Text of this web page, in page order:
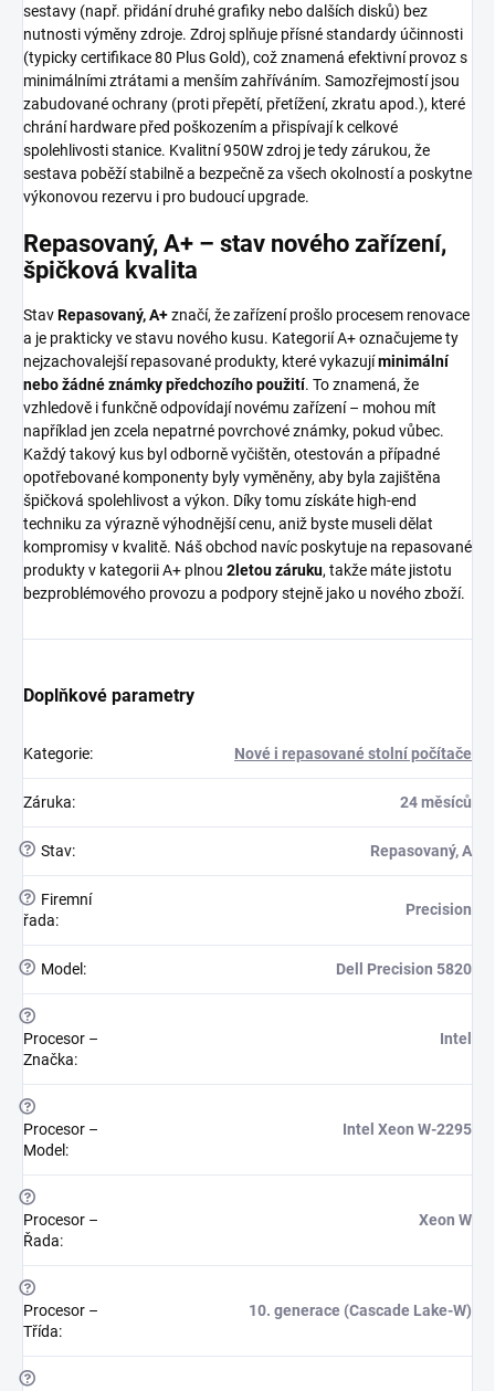
sestavy (např. přidání druhé grafiky nebo dalších disků) bez
nutnosti výměny zdroje. Zdroj splňuje přísné standardy účinnosti
(typicky certifikace 80 Plus Gold), což znamená efektivní provoz s
minimálními ztrátami a menším zahříváním. Samozřejmostí jsou
zabudované ochrany (proti přepětí, přetížení, zkratu apod.), které
chrání hardware před poškozením a přispívají k celkové
spolehlivosti stanice. Kvalitní 950W zdroj je tedy zárukou, že
sestava poběží stabilně a bezpečně za všech okolností a poskytne
výkonovou rezervu i pro budoucí upgrade.
Repasovaný, A+ – stav nového zařízení,
špičková kvalita
StavRepasovaný, A+značí, že zařízení prošlo procesem renovace
a je prakticky ve stavu nového kusu. Kategorií A+ označujeme ty
nejzachovalejší repasované produkty, které vykazujíminimální
nebo žádné známky předchozího použití. To znamená, že
vzhledově i funkčně odpovídají novému zařízení – mohou mít
například jen zcela nepatrné povrchové známky, pokud vůbec.
Každý takový kus byl odborně vyčištěn, otestován a případné
opotřebované komponenty byly vyměněny, aby byla zajištěna
špičková spolehlivost a výkon. Díky tomu získáte high-end
techniku za výrazně výhodnější cenu, aniž byste museli dělat
kompromisy v kvalitě. Náš obchod navíc poskytuje na repasované
produkty v kategorii A+ plnou 2letou záruku, takže máte jistotu
bezproblémového provozu a podpory stejně jako u nového zboží.
Doplňkové parametry
Kategorie: Nové i repasované stolní počítače
Záruka: 24 měsíců
? Stav: Repasovaný, A
?
Firemní
řada:
Precision
? Model : Dell Precision 5820
?
Procesor –
Značka:
Intel
?
Procesor –
Model :
Intel Xeon W-2295
?
Procesor –
Řada:
Xeon W
?
Procesor –
Třída:
10. generace (Cascade Lake-W)
?